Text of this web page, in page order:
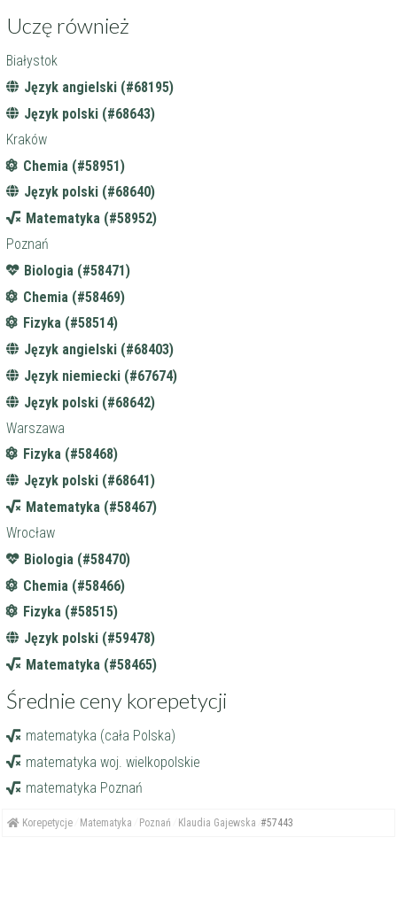
Uczę również
Białystok
Język angielski (#68195)
Język polski (#68643)
Kraków
Chemia (#58951)
Język polski (#68640)
Matematyka (#58952)
Poznań
Biologia (#58471)
Chemia (#58469)
Fizyka (#58514)
Język angielski (#68403)
Język niemiecki (#67674)
Język polski (#68642)
Warszawa
Fizyka (#58468)
Język polski (#68641)
Matematyka (#58467)
Wrocław
Biologia (#58470)
Chemia (#58466)
Fizyka (#58515)
Język polski (#59478)
Matematyka (#58465)
Średnie ceny korepetycji
matematyka (cała Polska)
matematyka woj. wielkopolskie
matematyka Poznań
Korepetycje Matematyka Poznań Klaudia Gajewska #57443